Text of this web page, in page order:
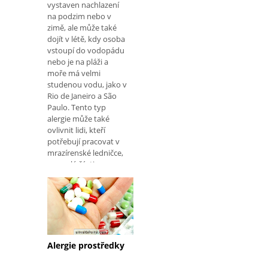
vystaven nachlazení
na podzim nebo v
zimě, ale může také
dojít v létě, kdy osoba
vstoupí do vodopádu
nebo je na pláži a
moře má velmi
studenou vodu, jako v
Rio de Janeiro a São
Paulo. Tento typ
alergie může také
ovlivnit lidi, kteří
potřebují pracovat v
mrazírenské ledničce,
v zmrzlé části
supermarketu nebo v
laboratořích, kde je
třeba pracovat
například při nízkých
teplotách. Symptomy
obvykle trvají několik
minut p
Alergie prostředky